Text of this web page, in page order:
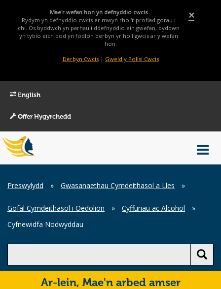
×
Mae'r wefan hon yn defnyddio cwcis
Rydym yn defnyddio cwcis er mwyn rhoi'r profiad gorau i
chi. Os byddwch yn parhau i ddefnyddio ein gwefan, byddwn
yn tybio eich bod yn fodlon derbyn yr holl gwcis ar y wefan
hon.
Derbyn Cwcis| Gweld y Polisi Cwcis
English
Offer Hygyrchedd
Main
Menu
Breadcrumb
Preswylydd » Gwasanaethau Cymdeithasol a Lles »
Gofal Cymdeithasol i Oedolion » Cyffuriau ac Alcohol
»
Cyfnewidfa Nodwyddau
Ar-lein, Mae'n arbed amser